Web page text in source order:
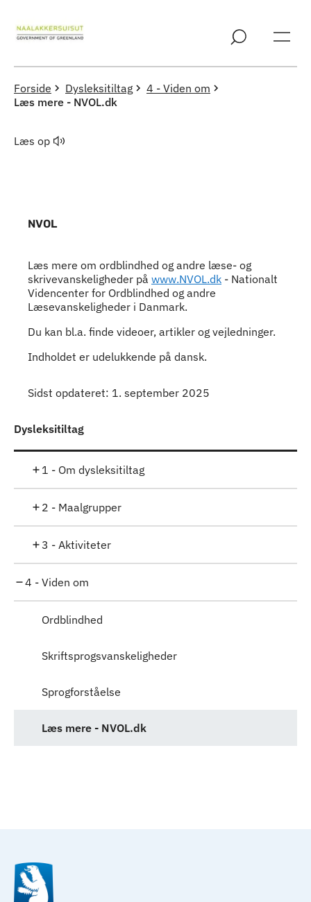
Forside Dysleksitiltag
4 - Viden om
Læs mere - NVOL.dk
Læs op
NVOL
Indhold
Læs mere om ordblindhed og andre læse- og
skrivevanskeligheder på www.NVOL.dk - Nationalt
Videncenter for Ordblindhed og andre
Læsevanskeligheder i Danmark.
Du kan bl.a. finde videoer, artikler og vejledninger.
Indholdet er udelukkende på dansk.
Sidst opdateret: 1. september 2025
Dysleksitiltag
1 - Om dysleksitiltag
2 - Maalgrupper
3 - Aktiviteter
4 - Viden om
Ordblindhed
Skriftsprogsvanskeligheder
Sprogforståelse
Læs mere - NVOL.dk